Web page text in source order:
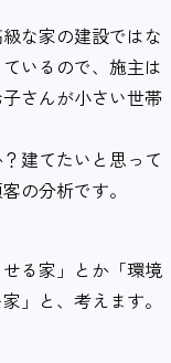
な家の建設ではな
いるので、施主は
さんが小さい世帯
建てたいと思って
の分析です。
る家」とか「環境
」と、考えます。